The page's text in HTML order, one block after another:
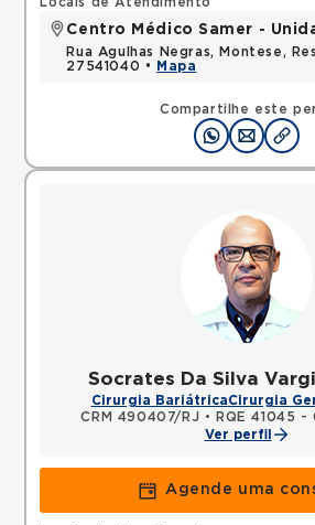
Compartilhe este
Centro Médico Samer -
Rua Agulhas Negras, Montese,
27541040 •
Mapa
Socrates Da Silva
Cirurgia BariátricaCirurgia
CRM 490407/RJ •
RQE 41045 -
Ver perfil
Agende uma